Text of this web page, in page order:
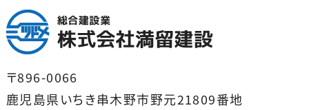
〒896-0066
鹿児島県いちき串木野市野元21809番地